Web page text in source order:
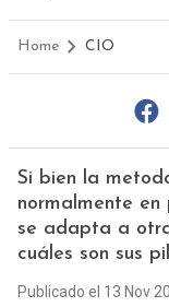
Home CIO
Si bien la
normalmente
se adapta a
cuáles son sus
Publicado el 13 Nov